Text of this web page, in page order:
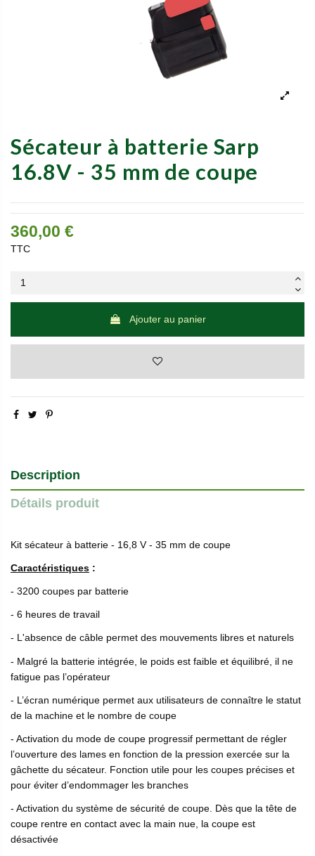
Sécateur à batterie Sarp
16.8V - 35 mm de coupe
360,00 €
TTC
Ajouter au panier
Description
Détails produit
Kit sécateur à batterie - 16,8 V - 35 mm de coupe
Caractéristiques :
- 3200 coupes par batterie
- 6 heures de travail
- L'absence de câble permet des mouvements libres et naturels
- Malgré la batterie intégrée, le poids est faible et équilibré, il ne
fatigue pas l’opérateur
- L’écran numérique permet aux utilisateurs de connaître le statut
de la machine et le nombre de coupe
- Activation du mode de coupe progressif permettant de régler
l’ouverture des lames en fonction de la pression exercée sur la
gâchette du sécateur. Fonction utile pour les coupes précises et
pour éviter d’endommager les branches
- Activation du système de sécurité de coupe. Dès que la tête de
coupe rentre en contact avec la main nue, la coupe est
désactivée